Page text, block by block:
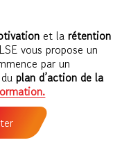
et larétention
vous propose un
par un
duplan d’action de la